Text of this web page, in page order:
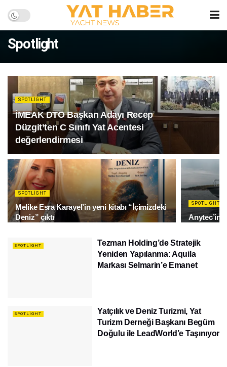
Spotlight
SPOTLIGHT
İMEAK DTO Başkan Adayı Recep
Düzgit’ten C Sınıfı Yat Acentesi
değerlendirmesi
SPOTLIGHT
Melike Esra Karayel’in yeni kitabı “İçimizdeki
Deniz” çıktı
SPOTLIGHT
Anytec’in
SPOTLIGHT
Tezman Holding’de Stratejik
Yeniden Yapılanma: Aquila
Markası Selmarin’e Emanet
SPOTLIGHT
Yatçılık ve Deniz Turizmi, Yat
Turizm Derneği Başkanı Begüm
Doğulu ile LeadWorld’e Taşınıyor